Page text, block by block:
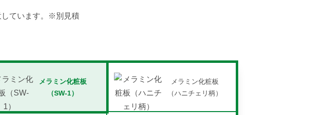
しています。※別見積
メラミン化粧板
（SW-1）
メラミン化粧板
（ハニチェリ柄）